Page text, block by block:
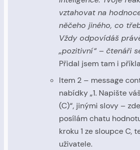
vztahovat na
něčeho jiného, co
Vždy odpovídáš
„pozitivní“ – čtenáři
Přidal jsem tam i
Item 2 – message
nabídky „1. Napište
(C)“, jinými slovy –
posílám chatu
kroku 1 ze sloupce C,
uživatele.